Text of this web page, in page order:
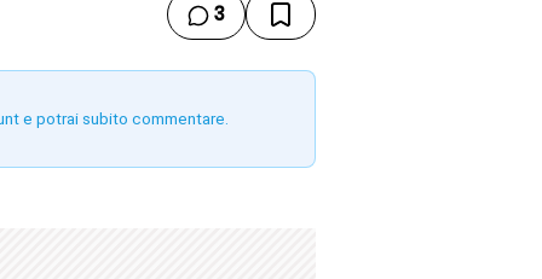
3
e potrai subito commentare.